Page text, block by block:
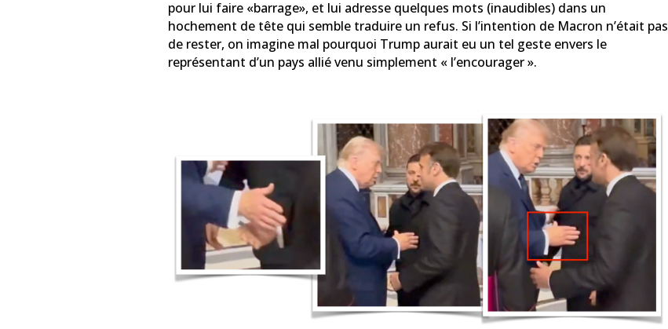
pour lui faire «barrage», et lui adresse quelques mots (inaudibles) dans un
hochement de tête qui semble traduire un refus. Si l’intention de Macron n’était pas
de rester, on imagine mal pourquoi Trump aurait eu un tel geste envers le
représentant d’un pays allié venu simplement « l’encourager ».